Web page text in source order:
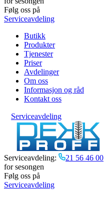
Følg oss på
Serviceavdeling
Butikk
Produkter
Tjenester
Priser
Avdelinger
Om oss
Informasjon og råd
Kontakt oss
Serviceavdeling
Serviceavdeling: 21 56 46 00
for sesongen
Følg oss på
Serviceavdeling